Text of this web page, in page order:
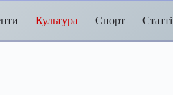
Культура Спорт Статті